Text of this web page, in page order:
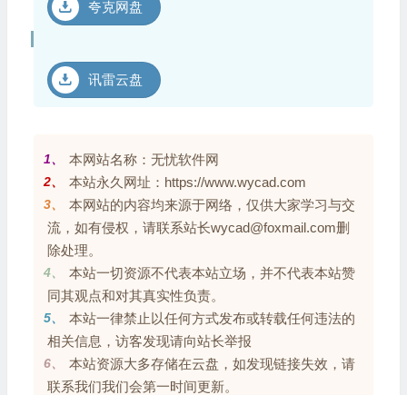
夸克网盘
讯雷云盘
1、 本网站名称：无忧软件网
2、 本站永久网址：https://www.wycad.com
3、
本网站的内容均来源于网络，仅供大家学习与交
流，如有侵权，请联系站长wycad@foxmail.com删
除处理。
4、
本站一切资源不代表本站立场，并不代表本站赞
同其观点和对其真实性负责。
5、
本站一律禁止以任何方式发布或转载任何违法的
相关信息，访客发现请向站长举报
6、
本站资源大多存储在云盘，如发现链接失效，请
联系我们我们会第一时间更新。